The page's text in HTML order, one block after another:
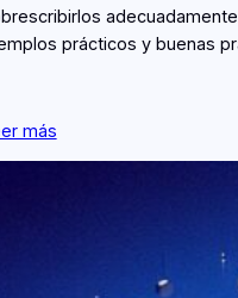
prácticos y buenas
más